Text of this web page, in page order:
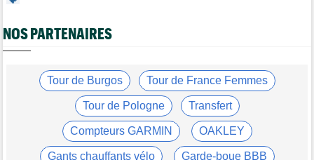
Tour de Pologne
Jan Christen : "J'ai dû me retenir pour ne pas attaquer trop tôt"
Kasia Niewiadoma fait coup double sur la 7e étape
Tour de Pologne
Joao Almeida a abandonné après une nouvelle chute
Média
L'abonnement à Cyclism'Actu sans pub ni pop up : 9,99€ pour 1
NOS PARTENAIRES
Tour de Burgos Tour de France Femmes
Tour de Pologne Transfert
Compteurs GARMIN OAKLEY
Gants chauffants vélo Garde-boue BBB